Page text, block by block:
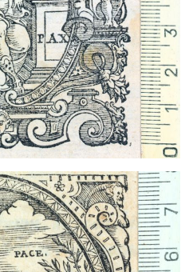
Venecia (Italia)